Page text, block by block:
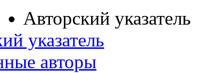
Авторский указатель
указатель
авторы